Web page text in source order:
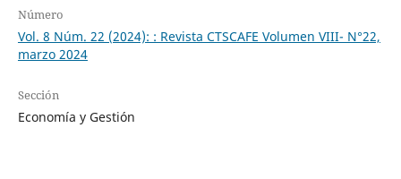
Número
Vol. 8 Núm. 22 (2024): : Revista CTSCAFE Volumen VIII- N°22,
marzo 2024
Sección
Economía y Gestión